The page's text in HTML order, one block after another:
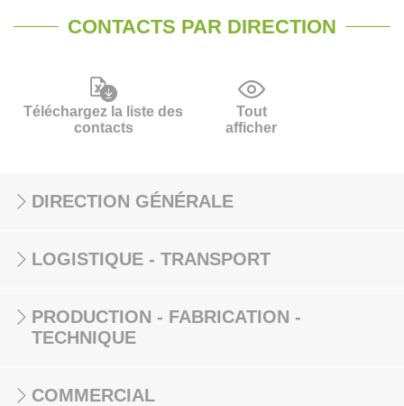
CONTACTS PAR DIRECTION
Téléchargez la liste des
contacts
Tout
afficher
DIRECTION GÉNÉRALE
LOGISTIQUE - TRANSPORT
PRODUCTION - FABRICATION -
TECHNIQUE
COMMERCIAL